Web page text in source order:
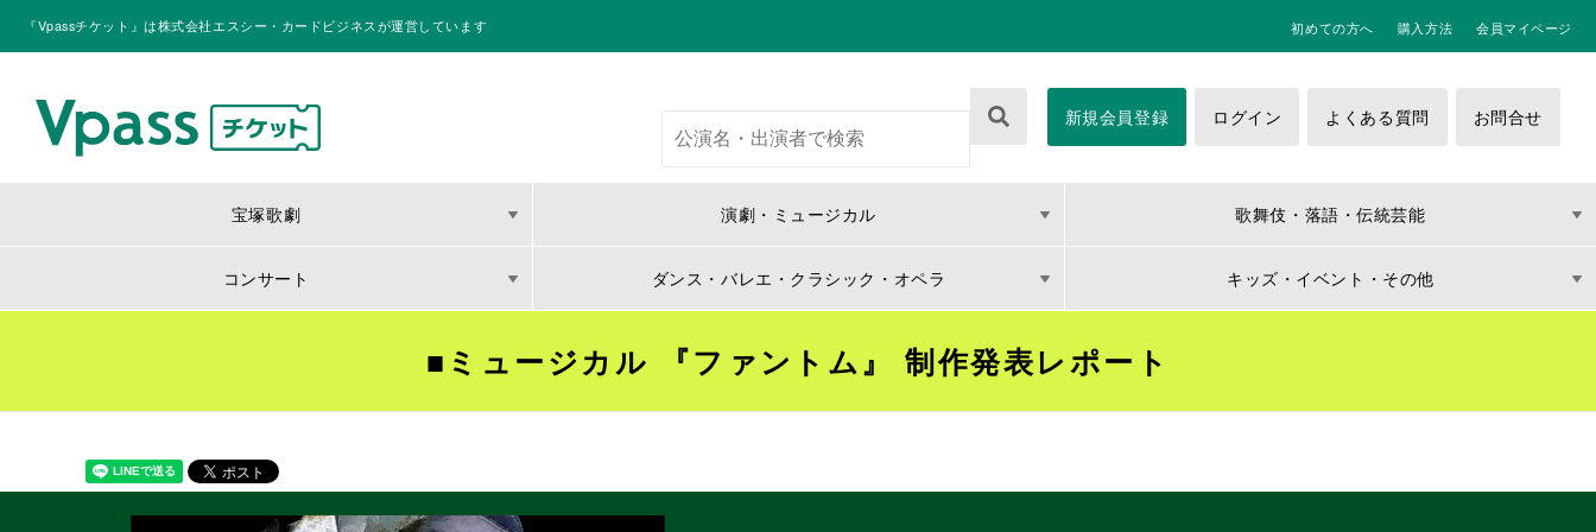
『Vpassチケット』は株式会社エスシー・カードビジネスが運営しています 初めての方へ 購入方法 会員マイページ
新規会員登録 ログイン よくある質問 お問合せ
宝塚歌劇 演劇・ミュージカル 歌舞伎・落語・伝統芸能
コンサート ダンス・バレエ・クラシック・オペラ キッズ・イベント・その他
■ミュージカル 『ファントム』 制作発表レポート